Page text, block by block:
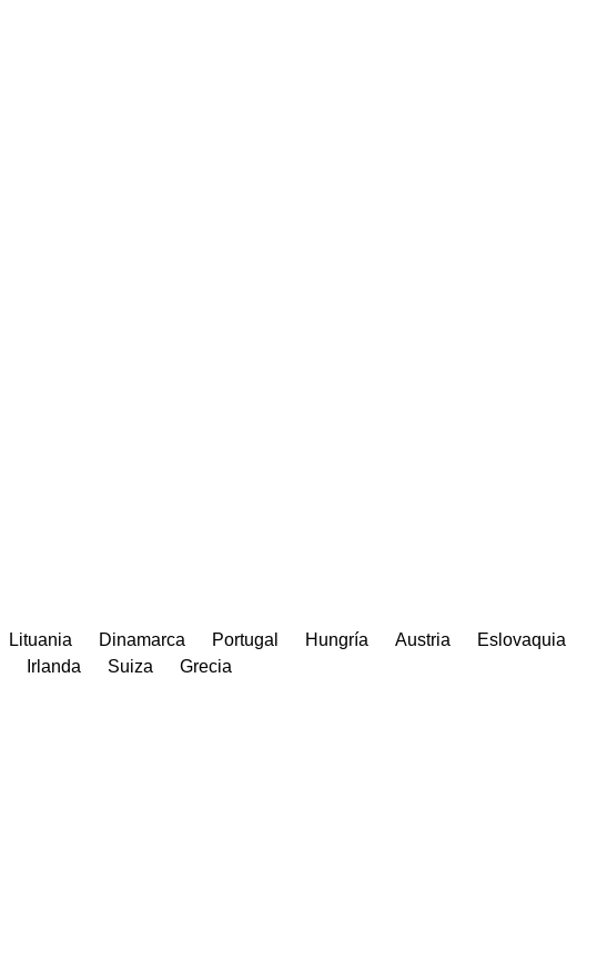
Lituania Dinamarca Portugal Hungría Austria
Eslovaquia
Irlanda Suiza
Grecia